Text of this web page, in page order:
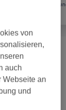
ab 10 €
ab 25 €
von
auch
Webseite an
und